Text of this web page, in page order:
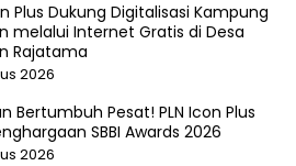
Plus Dukung Digitalisasi Kampung
melalui Internet Gratis di Desa
Rajatama
2026
Bertumbuh Pesat! PLN Icon Plus
SBBI Awards 2026
2026